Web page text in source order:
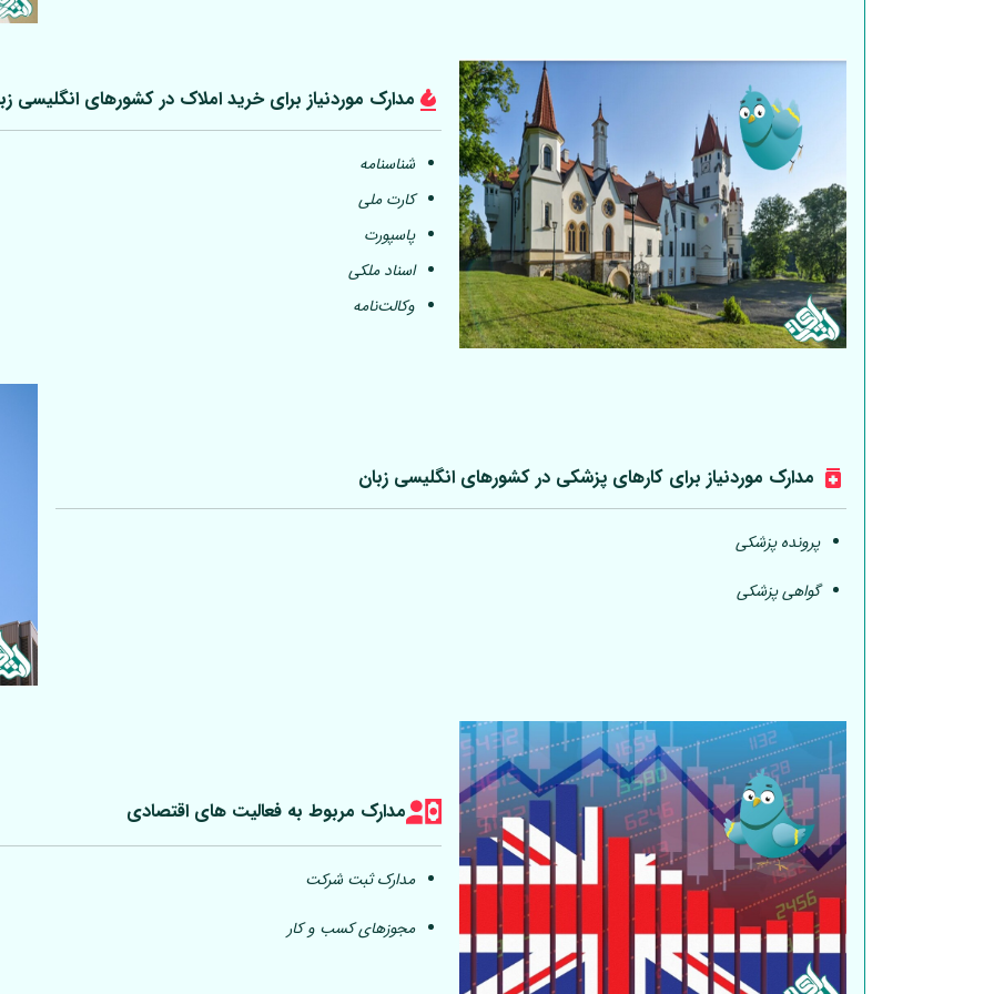
مدارک موردنیاز برای خرید املاک در کشورهای انگلیسی
شناسنامه
کارت ملی
پاسپورت
اسناد ملکی
وکالت‌نامه
مدارک موردنیاز برای کارهای پزشکی در کشورهای انگلیسی زبان
پرونده پزشکی
گواهی پزشکی
مدارک مربوط به فعالیت های اقتصادی
مدارک ثبت شرکت
مجوزهای کسب و کار